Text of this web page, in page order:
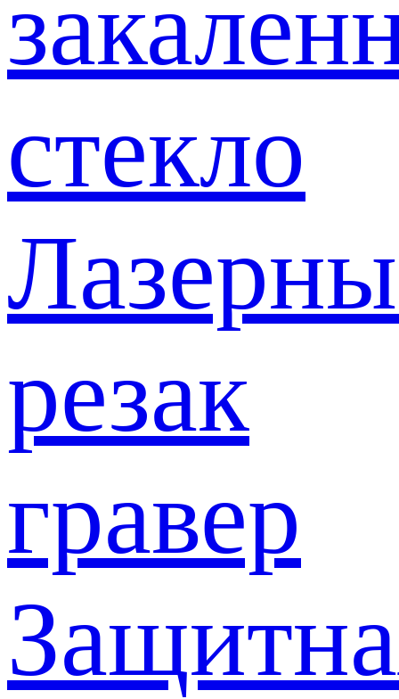
стекло
резак
гравер